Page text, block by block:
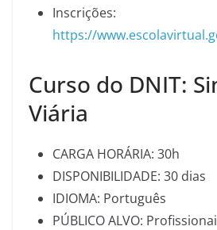
Inscrições:
https://
Curso do DNIT:
Viária
CARGA HORÁRIA: 30h
DISPONIBILIDADE: 30 dias
IDIOMA: Português
PÚBLICO ALVO: